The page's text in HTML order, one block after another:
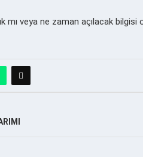
mı veya ne zaman açılacak bilgisi